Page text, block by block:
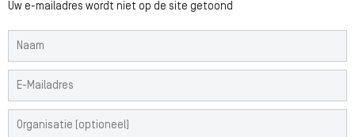
Uw e-mailadres wordt niet op de site getoond